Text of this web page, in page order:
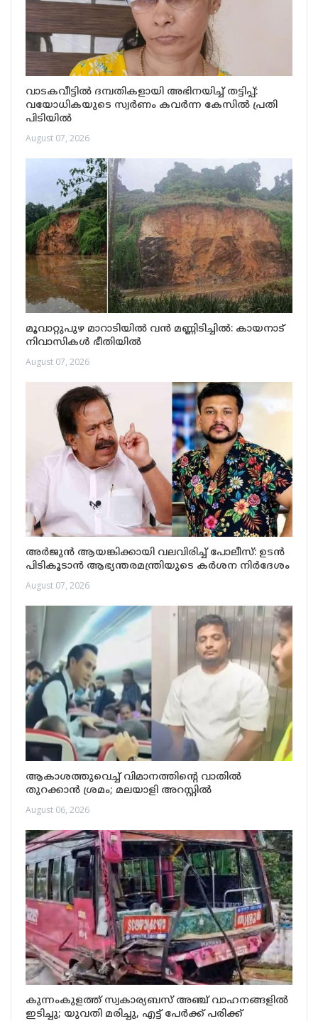
വാടകവീട്ടിൽ ദമ്പതികളായി അഭിനയിച്ച് തട്ടിപ്പ്:
വയോധികയുടെ സ്വർണം കവർന്ന കേസിൽ പ്രതി
പിടിയിൽ
August 07, 2026
മൂവാറ്റുപുഴ മാറാടിയിൽ വൻ മണ്ണിടിച്ചിൽ: കായനാട്
നിവാസികൾ ഭീതിയിൽ
August 07, 2026
അർജുൻ ആയങ്കിക്കായി വലവിരിച്ച് പോലീസ്: ഉടൻ
പിടികൂടാൻ ആഭ്യന്തരമന്ത്രിയുടെ കർശന നിർദേശം
August 07, 2026
ആകാശത്തുവെച്ച് വിമാനത്തിന്റെ വാതിൽ
തുറക്കാൻ ശ്രമം; മലയാളി അറസ്റ്റിൽ
August 06, 2026
കുന്നംകുളത്ത് സ്വകാര്യബസ് അഞ്ച് വാഹനങ്ങളിൽ
ഇടിച്ചു; യുവതി മരിച്ചു, എട്ട് പേർക്ക് പരിക്ക്